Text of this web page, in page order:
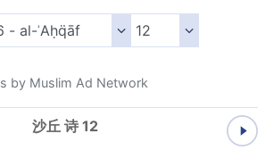
by Muslim Ad Network
沙丘 诗 12